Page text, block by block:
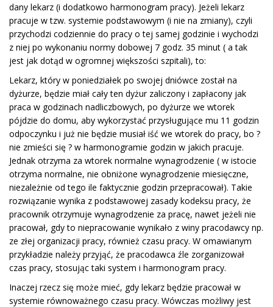
dany lekarz (i dodatkowo harmonogram pracy). Jeżeli lekarz
pracuje w tzw. systemie podstawowym (i nie na zmiany), czyli
przychodzi codziennie do pracy o tej samej godzinie i wychodzi
z niej po wykonaniu normy dobowej 7 godz. 35 minut ( a tak
jest jak dotąd w ogromnej większości szpitali), to:
Lekarz, który w poniedziałek po swojej dniówce został na
dyżurze, będzie miał cały ten dyżur zaliczony i zapłacony jak
praca w godzinach nadliczbowych, po dyżurze we wtorek
pójdzie do domu, aby wykorzystać przysługujące mu 11 godzin
odpoczynku i już nie będzie musiał iść we wtorek do pracy, bo ?
nie zmieści się ? w harmonogramie godzin w jakich pracuje.
Jednak otrzyma za wtorek normalne wynagrodzenie ( w istocie
otrzyma normalne, nie obniżone wynagrodzenie miesięczne,
niezależnie od tego ile faktycznie godzin przepracował). Takie
rozwiązanie wynika z podstawowej zasady kodeksu pracy, że
pracownik otrzymuje wynagrodzenie za pracę, nawet jeżeli nie
pracował, gdy to niepracowanie wynikało z winy pracodawcy np.
ze złej organizacji pracy, również czasu pracy. W omawianym
przykładzie należy przyjąć, że pracodawca źle zorganizował
czas pracy, stosując taki system i harmonogram pracy.
Inaczej rzecz się może mieć, gdy lekarz będzie pracował w
systemie równoważnego czasu pracy. Wówczas możliwy jest